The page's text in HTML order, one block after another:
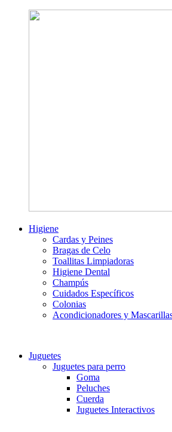
Higiene
Cardas y Peines
Bragas de Celo
Toallitas Limpiadoras
Higiene Dental
Champús
Cuidados Específicos
Colonias
Acondicionadores y
Juguetes
Juguetes para perro
Goma
Peluches
Cuerda
Juguetes Interactivos